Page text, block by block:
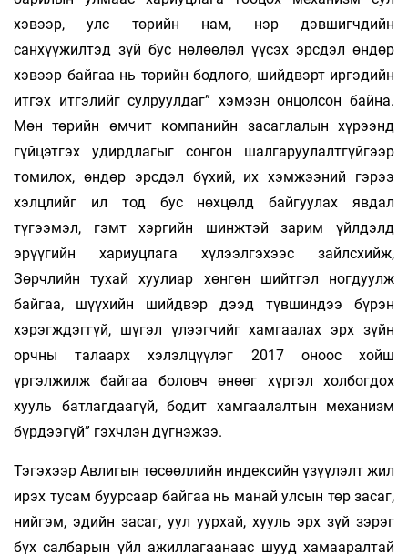
хэвээр, улс төрийн нам, нэр дэвшигчдийн
санхүүжилтэд зүй бус нөлөөлөл үүсэх эрсдэл өндөр
хэвээр байгаа нь төрийн бодлого, шийдвэрт иргэдийн
итгэх итгэлийг сулруулдаг” хэмээн онцолсон байна.
Мөн төрийн өмчит компанийн засаглалын хүрээнд
гүйцэтгэх удирдлагыг сонгон шалгаруулалтгүйгээр
томилох, өндөр эрсдэл бүхий, их хэмжээний гэрээ
хэлцлийг ил тод бус нөхцөлд байгуулах явдал
түгээмэл, гэмт хэргийн шинжтэй зарим үйлдэлд
эрүүгийн хариуцлага хүлээлгэхээс зайлсхийж,
Зөрчлийн тухай хуулиар хөнгөн шийтгэл ногдуулж
байгаа, шүүхийн шийдвэр дээд түвшиндээ бүрэн
хэрэгждэггүй, шүгэл үлээгчийг хамгаалах эрх зүйн
орчны талаарх хэлэлцүүлэг 2017 оноос хойш
үргэлжилж байгаа боловч өнөөг хүртэл холбогдох
хууль батлагдаагүй, бодит хамгаалалтын механизм
бүрдээгүй” гэхчлэн дүгнэжээ.
Тэгэхээр Авлигын төсөөллийн индексийн үзүүлэлт жил
ирэх тусам буурсаар байгаа нь манай улсын төр засаг,
нийгэм, эдийн засаг, уул уурхай, хууль эрх зүй зэрэг
бүх салбарын үйл ажиллагаанаас шууд хамааралтай